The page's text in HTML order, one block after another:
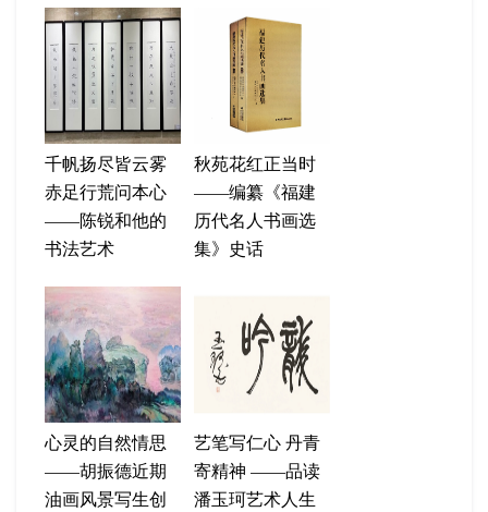
千帆扬尽皆云雾
赤足行荒问本心
——陈锐和他的
书法艺术
秋苑花红正当时
——编纂《福建
历代名人书画选
集》史话
心灵的自然情思
——胡振德近期
油画风景写生创
艺笔写仁心 丹青
寄精神 ——品读
潘玉珂艺术人生